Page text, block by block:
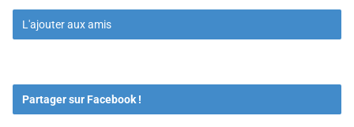
L'ajouter aux amis
Partager sur Facebook !